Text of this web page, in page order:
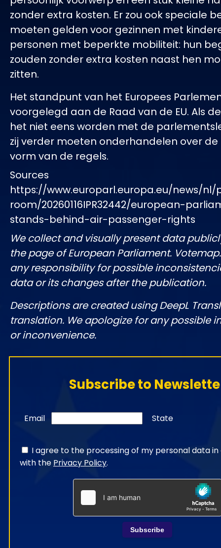
zonder extra kosten. Er zou ook speciale
moeten gelden voor gezinnen met
personen met beperkte mobiliteit: hun
zouden zonder extra kosten naast hen
zitten.
Het standpunt van het Europees
voorgelegd aan de Raad van de EU. Als
het niet eens worden met de
zij verder moeten onderhandelen over
vorm van de regels.
Sources
https://www.europarl.europa.eu/news/nl/
room/20260116IPR32442/european-
stands-behind-air-passenger-rights
We collect and visually present data
the page of European Parliament.
any responsibility for possible
data or its changes after the publication.
Descriptions are created using DeepL
translation. We apologize for any possible
or inconvenience.
Subscribe to
Email State
I agree to the processing of my personal data
with the Privacy Policy.
Subscribe